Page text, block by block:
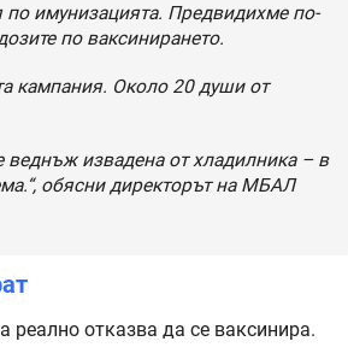
имунизацията. Предвидихме по-
по ваксинирането.
кампания. Около 20 души от
веднъж извадена от хладилника – в
обясни директорът на МБАЛ
реално отказва да се ваксинира.